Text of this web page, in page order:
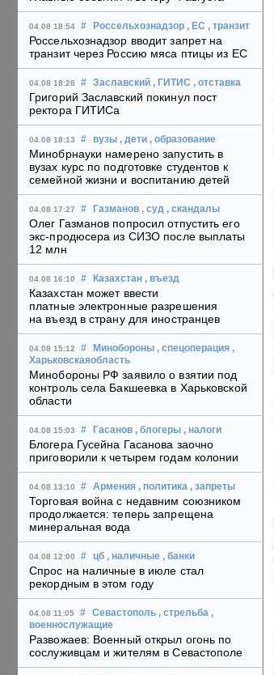
04.08 18:54 # Россельхознадзор , ЕС , транзит
Россельхознадзор вводит запрет на
транзит через Россию мяса птицы из ЕС
04.08 18:28 # Заславский , ГИТИС , отставка
Григорий Заславский покинул пост
ректора ГИТИСа
04.08 18:13 # вузы , дети , образование
Минобрнауки намерено запустить в
вузах курс по подготовке студентов к
семейной жизни и воспитанию детей
04.08 17:27 # Газманов , суд , скандалы
Олег Газманов попросил отпустить его
экс-продюсера из СИЗО после выплаты
12 млн
04.08 16:10 # Казахстан , въезд
Казахстан может ввести
платные электронные разрешения
на въезд в страну для иностранцев
04.08 15:12 # Минобороны , спецоперация ,
Харьковскаяобласть
Минобороны РФ заявило о взятии под
контроль села Бакшеевка в Харьковской
области
04.08 15:03 # Гасанов , блогеры , налоги
Блогера Гусейна Гасанова заочно
приговорили к четырем годам колонии
04.08 13:10 # Армения , политика , запреты
Торговая война с недавним союзником
продолжается: теперь запрещена
минеральная вода
04.08 12:00 # цб , наличные , банки
Спрос на наличные в июле стал
рекордным в этом году
04.08 11:05 # Севастополь , стрельба ,
военнослужащие
Развожаев: Военный открыл огонь по
сослуживцам и жителям в Севастополе